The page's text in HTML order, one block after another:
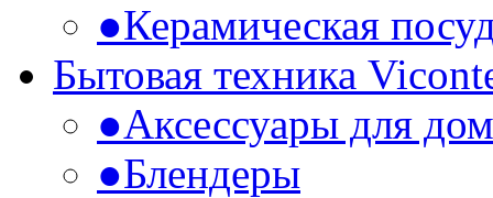
●Керамическая
Бытовая техника
●Аксессуары для
●Блендеры